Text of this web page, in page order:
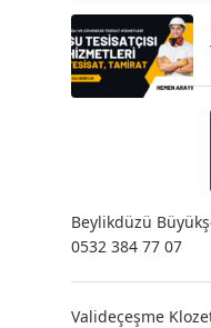
Beylikdüzü
0532 384 77 07
Valideçeşme